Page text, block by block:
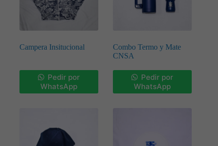
Campera Insitucional
Pedir por
WhatsApp
Combo Termo y Mate
CNSA
Pedir por
WhatsApp